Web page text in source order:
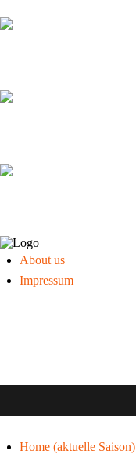
About us
Impressum
Home (aktuelle Saison)